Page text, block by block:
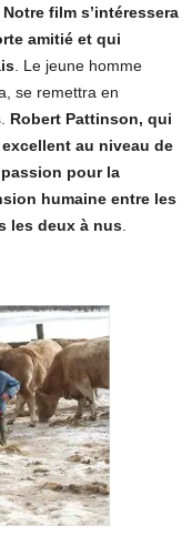
Notre film s’intéressera
amitié et qui
. Le jeune homme
se remettra en
Robert Pattinson, qui
au niveau de
pour la
humaine entre les
les deux à nus